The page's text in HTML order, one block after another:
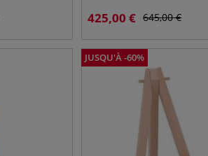
425,00 € 645,00€
JUSQU'À-60%